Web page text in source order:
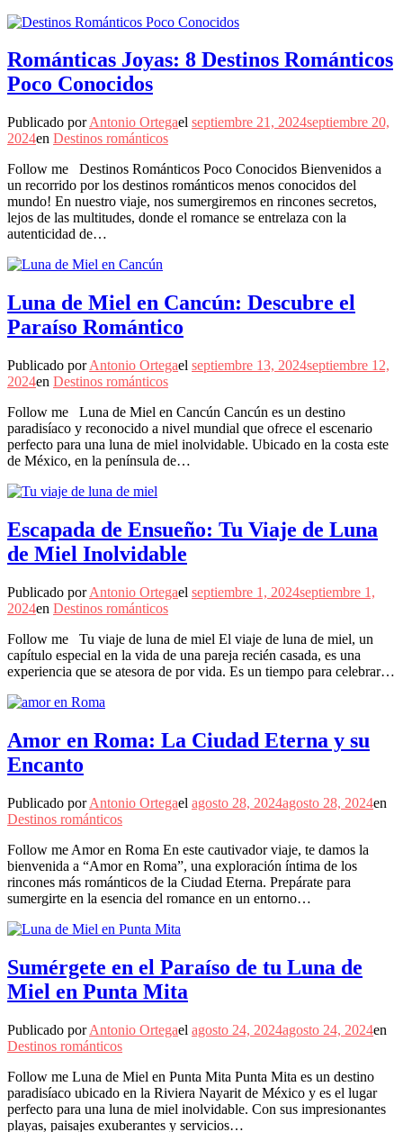
Románticas Joyas: 8 Destinos Románticos
Poco Conocidos
Publicado porAntonio Ortegael septiembre 21, 2024septiembre 20,
2024en Destinos románticos
Follow me Destinos Románticos Poco Conocidos Bienvenidos a
un recorrido por los destinos románticos menos conocidos del
mundo! En nuestro viaje, nos sumergiremos en rincones secretos,
lejos de las multitudes, donde el romance se entrelaza con la
autenticidad de…
Luna de Miel en Cancún: Descubre el
Paraíso Romántico
Publicado porAntonio Ortegael septiembre 13, 2024septiembre 12,
2024en Destinos románticos
Follow me Luna de Miel en Cancún Cancún es un destino
paradisíaco y reconocido a nivel mundial que ofrece el escenario
perfecto para una luna de miel inolvidable. Ubicado en la costa este
de México, en la península de…
Escapada de Ensueño: Tu Viaje de Luna
de Miel Inolvidable
Publicado porAntonio Ortegael septiembre 1, 2024septiembre 1,
2024en Destinos románticos
Follow me Tu viaje de luna de miel El viaje de luna de miel, un
capítulo especial en la vida de una pareja recién casada, es una
experiencia que se atesora de por vida. Es un tiempo para celebrar…
Amor en Roma: La Ciudad Eterna y su
Encanto
Publicado porAntonio Ortegael agosto 28, 2024agosto 28, 2024en
Destinos románticos
Follow me Amor en Roma En este cautivador viaje, te damos la
bienvenida a “Amor en Roma”, una exploración íntima de los
rincones más románticos de la Ciudad Eterna. Prepárate para
sumergirte en la esencia del romance en un entorno…
Sumérgete en el Paraíso de tu Luna de
Miel en Punta Mita
Publicado porAntonio Ortegael agosto 24, 2024agosto 24, 2024en
Destinos románticos
Follow me Luna de Miel en Punta Mita Punta Mita es un destino
paradisíaco ubicado en la Riviera Nayarit de México y es el lugar
perfecto para una luna de miel inolvidable. Con sus impresionantes
playas, paisajes exuberantes y servicios…